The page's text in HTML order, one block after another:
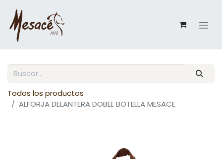
Todos los productos
ALFORJA DELANTERA DOBLE BOTELLA MESACE